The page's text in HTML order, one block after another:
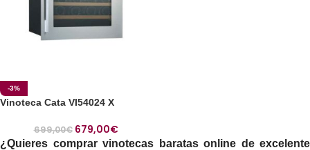
-3%
Vinoteca Cata VI54024 X
699,00€ 679,00€
¿Quieres comprar vinotecas baratas online de excelente